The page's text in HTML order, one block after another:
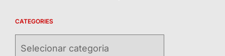
CATEGORIES